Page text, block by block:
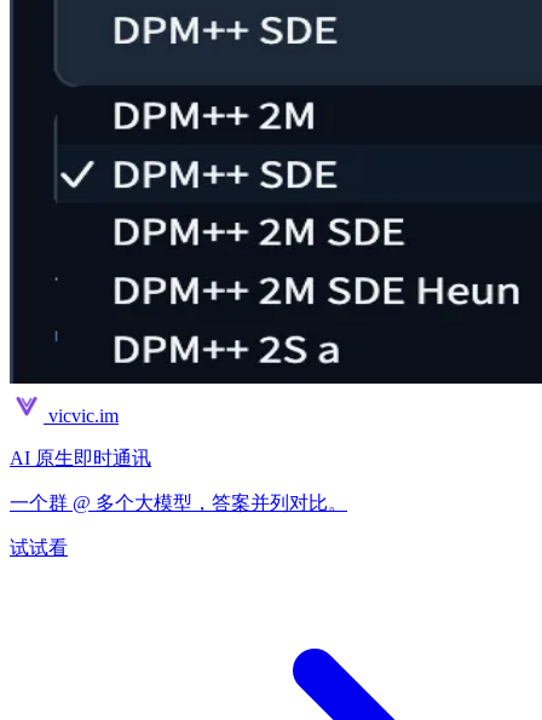
vicvic.im
AI 原生即时通讯
一个群 @ 多个大模型，答案并列对比。
试试看